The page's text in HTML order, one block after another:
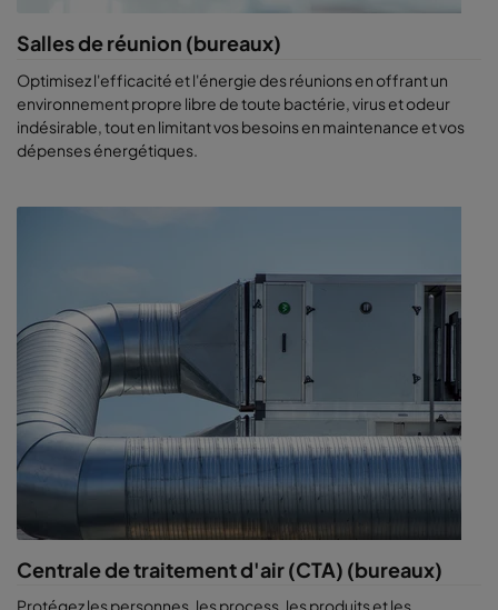
Salles de réunion (bureaux)
Optimisez l'efficacité et l'énergie des réunions en offrant un
environnement propre libre de toute bactérie, virus et odeur
indésirable, tout en limitant vos besoins en maintenance et vos
dépenses énergétiques.
Centrale de traitement d'air (CTA) (bureaux)
Protégez les personnes, les process, les produits et les